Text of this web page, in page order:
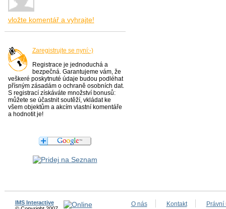
vložte komentář a vyhrajte!
Zaregistrujte se nyní:-)
Registrace je jednoduchá a
bezpečná. Garantujeme vám, že
veškeré poskytnuté údaje budou podléhat
přísným zásadám o ochraně osobních dat.
S registrací získáváte množství bonusů:
můžete se účastnit soutěží, vkládat ke
všem objektům a akcím vlastní komentáře
a hodnotit je!
O nás Kontakt Právní
IMS Interactive